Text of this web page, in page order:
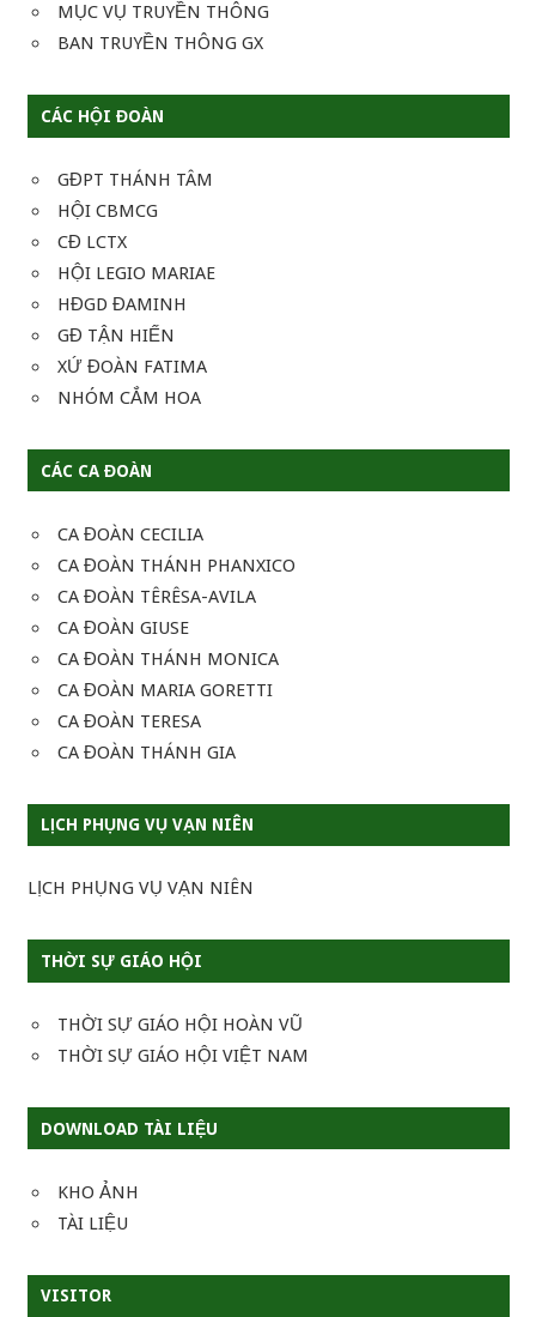
MỤC VỤ TRUYỀN THÔNG
BAN TRUYỀN THÔNG GX
CÁC HỘI ĐOÀN
GĐPT THÁNH TÂM
HỘI CBMCG
CĐ LCTX
HỘI LEGIO MARIAE
HĐGD ĐAMINH
GĐ TẬN HIẾN
XỨ ĐOÀN FATIMA
NHÓM CẮM HOA
CÁC CA ĐOÀN
CA ĐOÀN CECILIA
CA ĐOÀN THÁNH PHANXICO
CA ĐOÀN TÊRÊSA-AVILA
CA ĐOÀN GIUSE
CA ĐOÀN THÁNH MONICA
CA ĐOÀN MARIA GORETTI
CA ĐOÀN TERESA
CA ĐOÀN THÁNH GIA
LỊCH PHỤNG VỤ VẠN NIÊN
LỊCH PHỤNG VỤ VẠN NIÊN
THỜI SỰ GIÁO HỘI
THỜI SỰ GIÁO HỘI HOÀN VŨ
THỜI SỰ GIÁO HỘI VIỆT NAM
DOWNLOAD TÀI LIỆU
KHO ẢNH
TÀI LIỆU
VISITOR